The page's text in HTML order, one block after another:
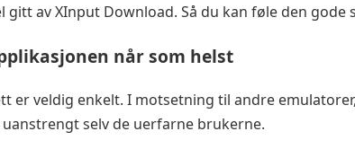
gitt av XInput Download. Så du kan føle den gode
når som helst
er veldig enkelt. I motsetning til andre
selv de uerfarne brukerne.